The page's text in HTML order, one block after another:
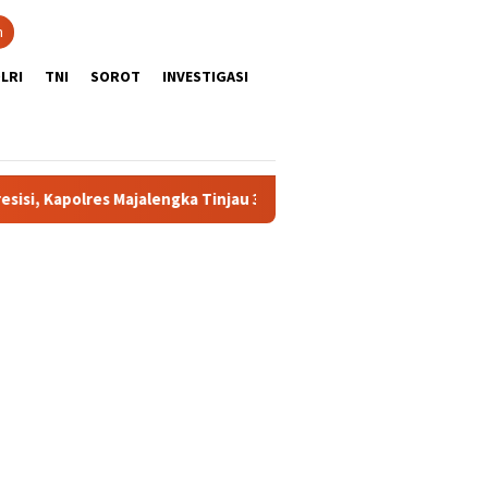
TNI SOROT INVESTIGASI
Majalengka Tinjau 3 Polsek